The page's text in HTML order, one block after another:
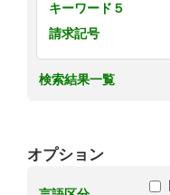
キーワード５
請求記号
検索結果一覧
オプション